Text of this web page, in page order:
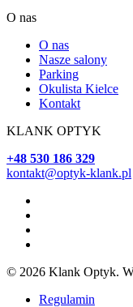
O nas
O nas
Nasze salony
Parking
Okulista Kielce
Kontakt
KLANK OPTYK
+48 530 186 329
kontakt@optyk-klank.pl
© 2026 Klank Optyk.
Regulamin